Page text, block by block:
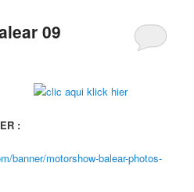
09
:
banner/motorshow-balear-photos-